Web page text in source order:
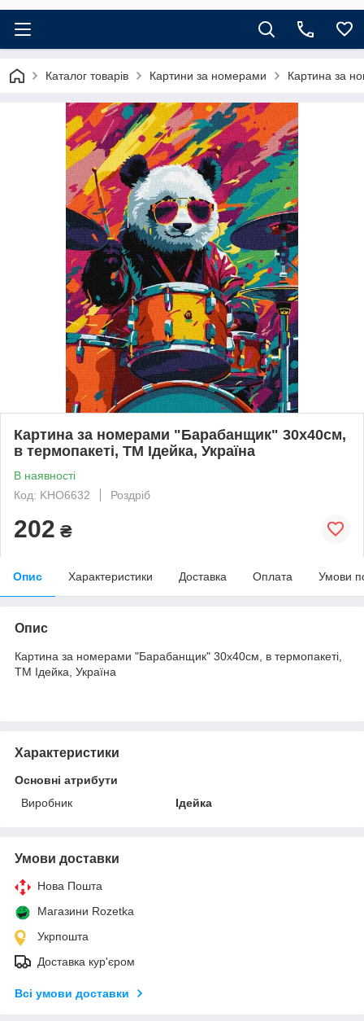
Каталог товарів Картини за номерами Картина за
Картина за номерами "Барабанщик" 30х40см,
в термопакеті, ТМ Ідейка, Україна
В наявності
Код: KHO6632
Роздріб
202 ₴
Опис Характеристики Доставка Оплата Умови
Опис
Картина за номерами "Барабанщик" 30х40см, в термопакеті,
ТМ Ідейка, Україна
Характеристики
Основні атрибути
Виробник
Ідейка
Умови доставки
Нова Пошта
Магазини Rozetka
Укрпошта
Доставка кур'єром
Всі умови доставки